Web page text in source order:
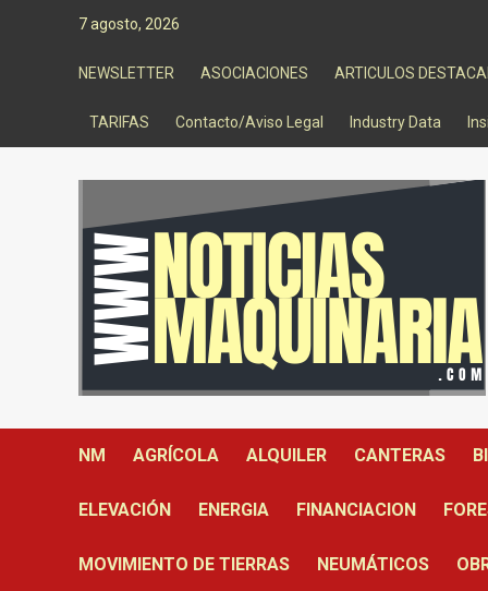
7 agosto, 2026
NEWSLETTER ASOCIACIONES ARTICULOS
TARIFAS Contacto/Aviso Legal Industry Data
NM AGRÍCOLA ALQUILER CANTERAS
ELEVACIÓN ENERGIA FINANCIACION
MOVIMIENTO DE TIERRAS NEUMÁTICOS